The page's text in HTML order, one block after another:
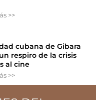
>>
cubana de Gibara
respiro de la crisis
al cine
>>